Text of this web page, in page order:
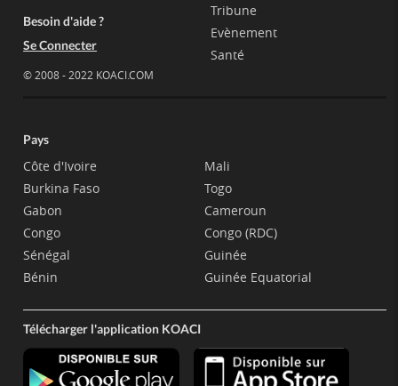
Besoin d'aide ?
Se Connecter
© 2008 - 2022 KOACI.COM
Tribune
Evènement
Santé
Pays
Côte d'Ivoire
Burkina Faso
Gabon
Congo
Sénégal
Bénin
Mali
Togo
Cameroun
Congo (RDC)
Guinée
Guinée Equatorial
Télécharger l'application KOACI